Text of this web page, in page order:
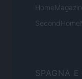
SPAGNA